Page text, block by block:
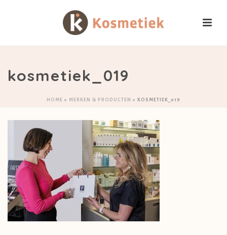
kosmetiek_019
HOME » MERKEN & PRODUCTEN » KOSMETIEK_019